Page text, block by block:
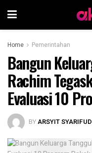
Home Pemerintahan
Bangun
Rachim
Evaluasi 10
BYARSYIT